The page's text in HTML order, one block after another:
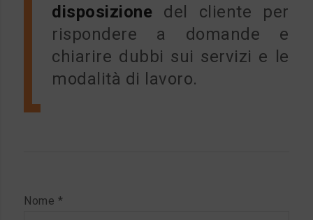
disposizione del cliente per
rispondere a domande e
chiarire dubbi sui servizi e le
modalità di lavoro.
Nome *